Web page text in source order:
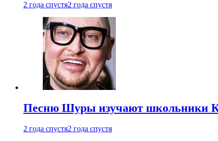
2 года спустя2 года спустя
Песню Шуры изучают школьники
2 года спустя2 года спустя